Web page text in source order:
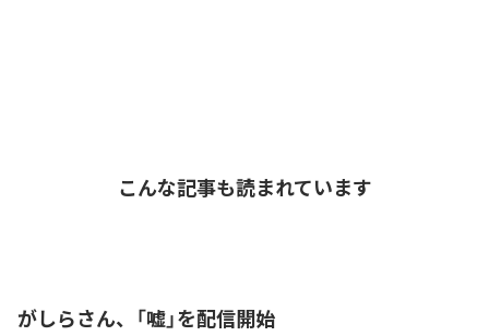
こんな記事も読まれています
がしらさん、「嘘」を配信開始